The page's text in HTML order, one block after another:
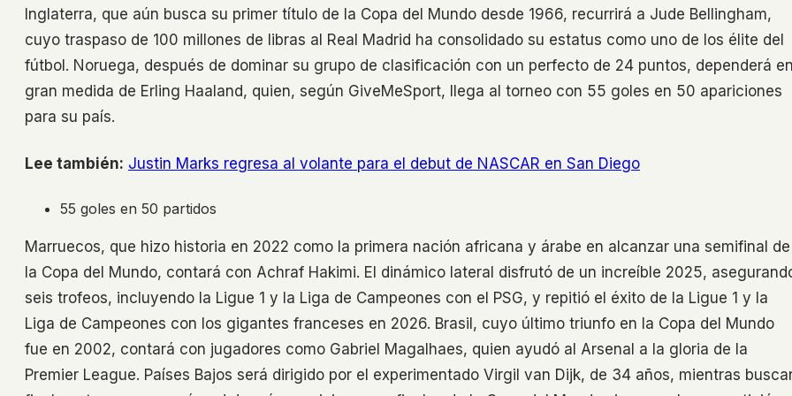
Inglaterra, que aún busca su primer título de la Copa del Mundo desde 1966, recurrirá a Jude Bellingham,
cuyo traspaso de 100 millones de libras al Real Madrid ha consolidado su estatus como uno de los élite del
fútbol. Noruega, después de dominar su grupo de clasificación con un perfecto de 24 puntos, dependerá en
gran medida de Erling Haaland, quien, según GiveMeSport, llega al torneo con 55 goles en 50 apariciones
para su país.
Lee también: Justin Marks regresa al volante para el debut de NASCAR en San Diego
55 goles en 50 partidos
Marruecos, que hizo historia en 2022 como la primera nación africana y árabe en alcanzar una semifinal de
la Copa del Mundo, contará con Achraf Hakimi. El dinámico lateral disfrutó de un increíble 2025,
seis trofeos, incluyendo la Ligue 1 y la Liga de Campeones con el PSG, y repitió el éxito de la Ligue 1 y la
Liga de Campeones con los gigantes franceses en 2026. Brasil, cuyo último triunfo en la Copa del Mundo
fue en 2002, contará con jugadores como Gabriel Magalhaes, quien ayudó al Arsenal a la gloria de la
Premier League. Países Bajos será dirigido por el experimentado Virgil van Dijk, de 34 años, mientras